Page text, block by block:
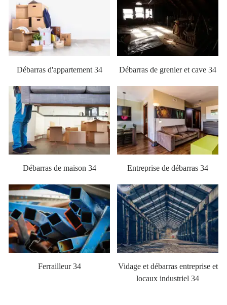
Débarras d'appartement 34 Débarras de grenier et cave 34
Débarras de maison 34 Entreprise de débarras 34
Ferrailleur 34
Vidage et débarras entreprise et
locaux industriel 34